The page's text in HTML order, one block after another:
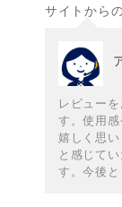
サイトから
レビュー
す。使用
嬉しく思
と感じて
す。今後と